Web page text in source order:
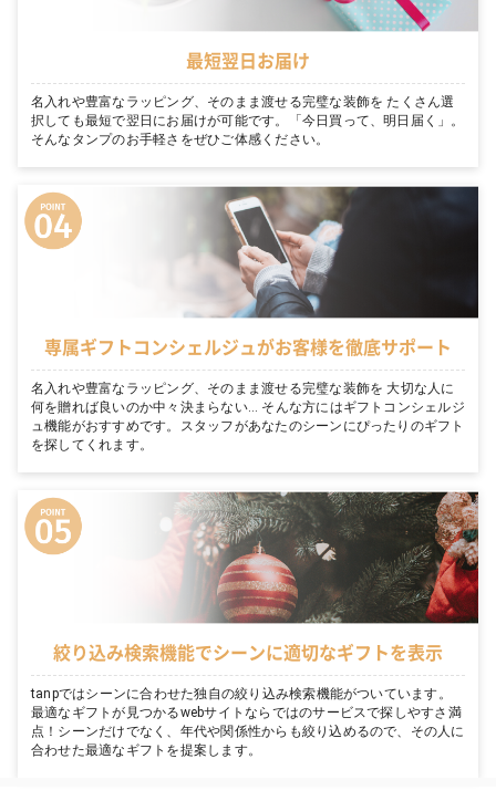
最短翌日お届け
名入れや豊富なラッピング、そのまま渡せる完璧な装飾を たくさん選
択しても最短で翌日にお届けが可能です。「今日買って、明日届く」。
そんなタンプのお手軽さをぜひご体感ください。
専属ギフトコンシェルジュがお客様を徹底サポート
名入れや豊富なラッピング、そのまま渡せる完璧な装飾を 大切な人に
何を贈れば良いのか中々決まらない… そんな方にはギフトコンシェルジ
ュ機能がおすすめです。スタッフがあなたのシーンにぴったりのギフト
を探してくれます。
絞り込み検索機能でシーンに適切なギフトを表示
tanpではシーンに合わせた独自の絞り込み検索機能がついています。
最適なギフトが見つかるwebサイトならではのサービスで探しやすさ満
点！シーンだけでなく、年代や関係性からも絞り込めるので、その人に
合わせた最適なギフトを提案します。